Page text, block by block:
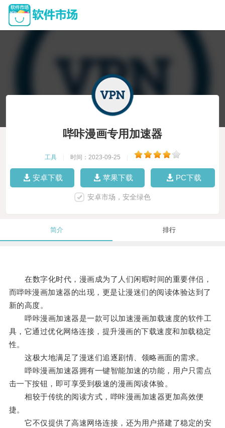
哔咔漫画专用加速器
工具 时间：2023-09-25
安卓下载 苹果下载 PC下载
安卓市场，安全绿色
简介 排行
在数字化时代，漫画成为了人们闲暇时间的重要伴侣，
而哔咔漫画加速器的出现，更是让漫迷们的阅读体验达到了
新的高度。
哔咔漫画加速器是一款可以加速漫画加载速度的软件工
具，它通过优化网络连接，提升漫画的下载速度和加载稳定
性。
这极大地满足了漫迷们追逐剧情、领略画面的需求。
哔咔漫画加速器拥有一键智能加速的功能，用户只需点
击一下按钮，即可享受到极速的漫画阅读体验。
相较于传统的阅读方式，哔咔漫画加速器更加高效便
捷。
它不仅提供了高速网络连接，还为用户搭建了稳定的安